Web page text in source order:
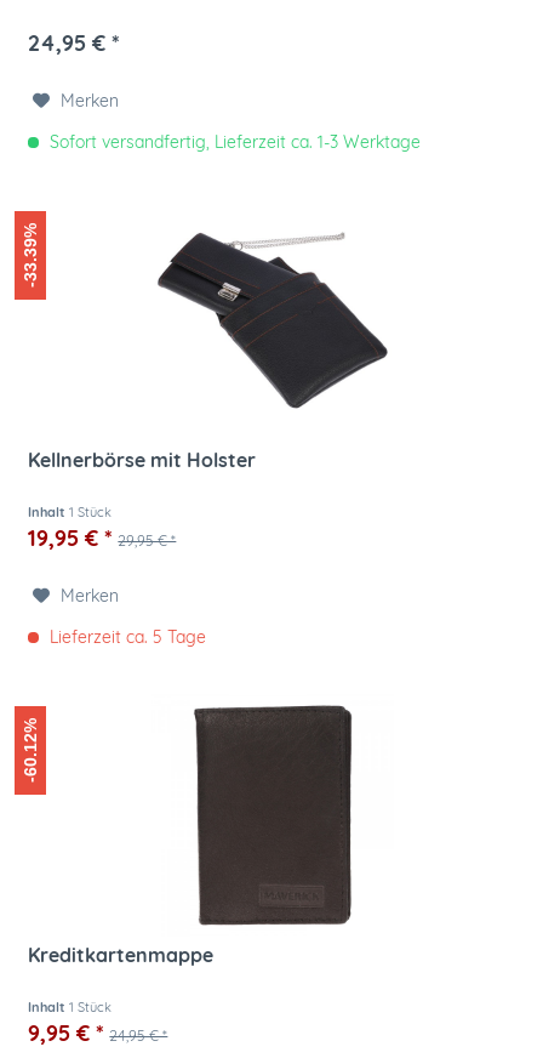
24,95 € *
Merken
Sofort versandfertig, Lieferzeit ca. 1-3 Werktage
-33.39%
Kellnerbörse mit Holster
Inhalt1 Stück
19,95 € * 29,95 € *
Merken
Lieferzeit ca. 5 Tage
-60.12%
Kreditkartenmappe
Inhalt1 Stück
9,95 € * 24,95 € *